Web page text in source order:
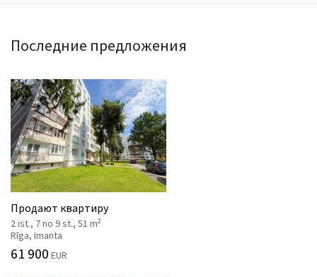
Последние предложения
Продают квартиру
2 ist., 7 no 9 st., 51 m2
Rīga, Imanta
61 900 EUR